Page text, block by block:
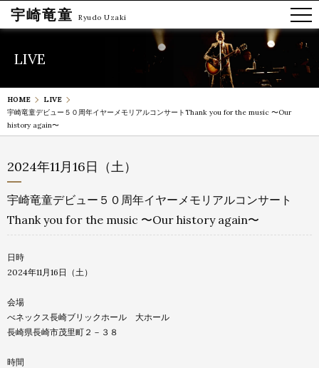
宇崎竜童 Ryudo Uzaki
LIVE
HOME
LIVE
宇崎竜童デビュー５０周年イヤーメモリアルコンサート Thank you for the music 〜Our
history again〜
2024年11月16日（土）
宇崎竜童デビュー５０周年イヤーメモリアルコンサート
Thank you for the music 〜Our history again〜
日時
2024年11月16日（土）
会場
べネックス長崎ブリックホール 大ホール
長崎県長崎市茂里町２－３８
時間